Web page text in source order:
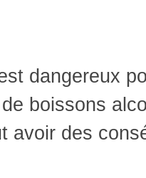
dangereux
boissons
avoir des